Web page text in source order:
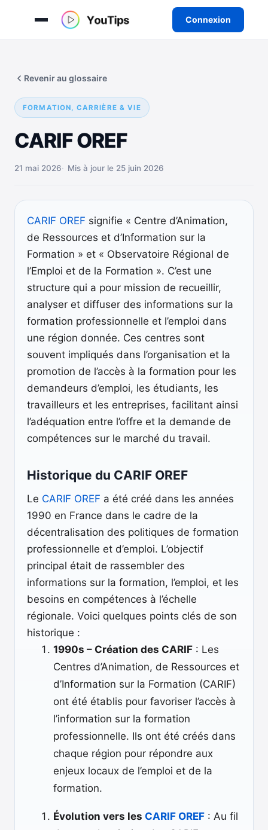
Connexion
contenu
FORMATION, CARRIÈRE & VIE
CARIF OREF
Revenir au glossaire
21 mai 2026 Mis à jour le 25 juin 2026
CARIF OREF signifie « Centre d’Animation,
de Ressources et d’Information sur la
Formation » et « Observatoire Régional de
l’Emploi et de la Formation ». C’est une
structure qui a pour mission de recueillir,
analyser et diffuser des informations sur la
formation professionnelle et l’emploi dans
une région donnée. Ces centres sont
souvent impliqués dans l’organisation et la
promotion de l’accès à la formation pour les
demandeurs d’emploi, les étudiants, les
travailleurs et les entreprises, facilitant ainsi
l’adéquation entre l’offre et la demande de
compétences sur le marché du travail.
Historique du CARIF OREF
Le CARIF OREF a été créé dans les années
1990 en France dans le cadre de la
décentralisation des politiques de formation
professionnelle et d’emploi. L’objectif
principal était de rassembler des
informations sur la formation, l’emploi, et les
besoins en compétences à l’échelle
régionale. Voici quelques points clés de son
historique :
1990s – Création des CARIF : Les
Centres d’Animation, de Ressources et
d’Information sur la Formation (CARIF)
ont été établis pour favoriser l’accès à
l’information sur la formation
professionnelle. Ils ont été créés dans
chaque région pour répondre aux
enjeux locaux de l’emploi et de la
formation.
Évolution vers les CARIF OREF : Au fil